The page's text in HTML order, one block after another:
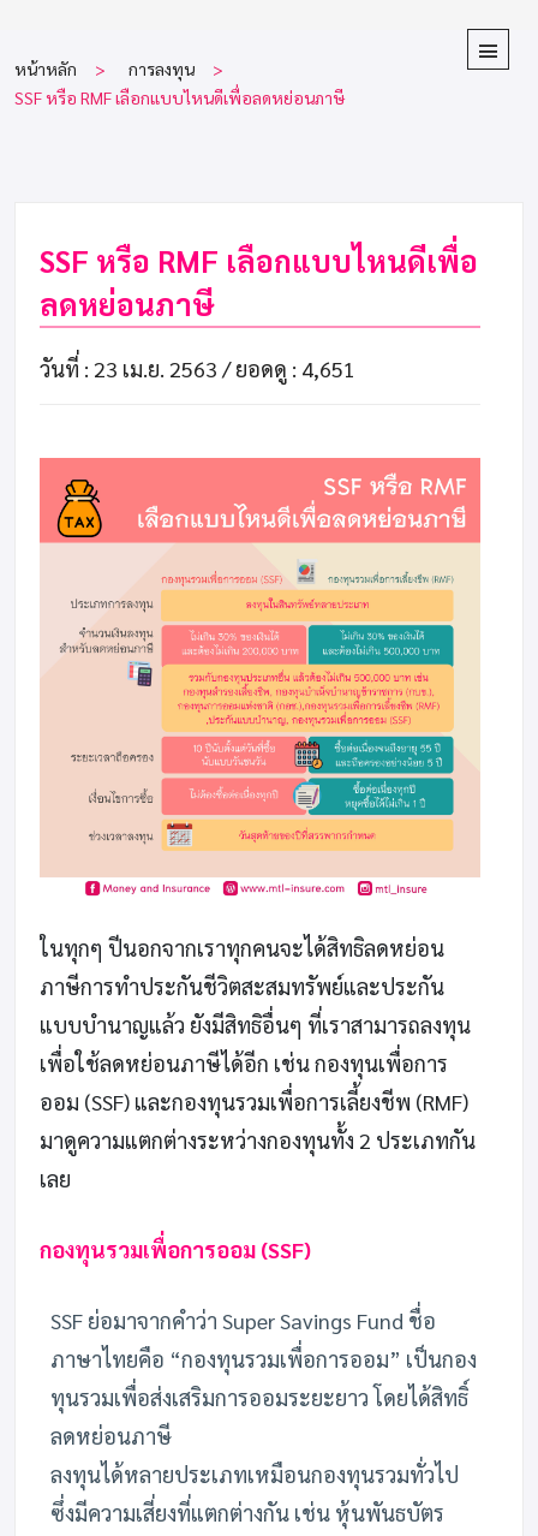
หน้าหลัก
การลงทุน
SSF หรือ RMF เลือกแบบไหนดีเพื่อลดหย่อนภาษี
SSF หรือ RMF เลือกแบบไหนดีเพื่อ
ลดหย่อนภาษี
วันที่ : 23 เม.ย. 2563 / ยอดดู : 4,651
ในทุกๆ ปีนอกจากเราทุกคนจะได้สิทธิลดหย่อน
ภาษีการทำประกันชีวิตสะสมทรัพย์และประกัน
แบบบำนาญแล้ว ยังมีสิทธิอื่นๆ ที่เราสามารถลงทุน
เพื่อใช้ลดหย่อนภาษีได้อีก เช่น กองทุนเพื่อการ
ออม (SSF) และกองทุนรวมเพื่อการเลี้ยงชีพ (RMF)
มาดูความแตกต่างระหว่างกองทุนทั้ง 2 ประเภทกัน
เลย
กองทุนรวมเพื่อการออม (SSF)
SSF ย่อมาจากคำว่า Super Savings Fund ชื่อ
ภาษาไทยคือ “กองทุนรวมเพื่อการออม” เป็นกอง
ทุนรวมเพื่อส่งเสริมการออมระยะยาว โดยได้สิทธิ์
ลดหย่อนภาษี
ลงทุนได้หลายประเภทเหมือนกองทุนรวมทั่วไป
ซึ่งมีความเสี่ยงที่แตกต่างกัน เช่น หุ้นพันธบัตร